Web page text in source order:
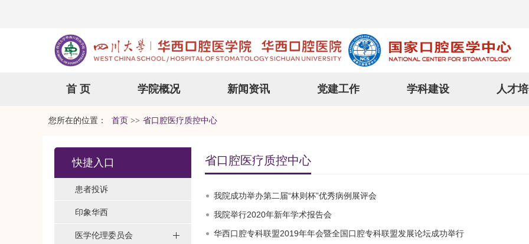
首 页 学院概况 新闻资讯 党建工作 学科建设 人才
您所在的位置： 首页 >> 省口腔医疗质控中心
快捷入口
患者投诉
印象华西
医学伦理委员会
省口腔医疗质控中心
我院成功举办第二届“林则杯”优秀病例展评会
我院举行2020年新年学术报告会
华西口腔专科联盟2019年年会暨全国口腔专科联盟发展论坛成功举行